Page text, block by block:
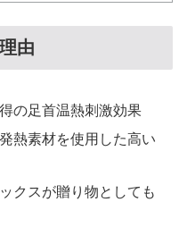
由
の足首温熱刺激効果
熱素材を使用した高い
クスが贈り物としても